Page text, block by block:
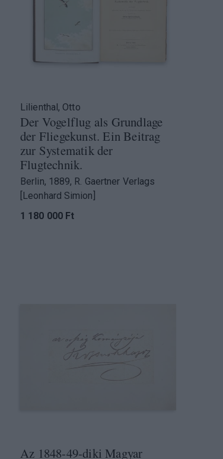
Lilienthal, Otto
Der Vogelflug als Grundlage
der Fliegekunst. Ein Beitrag
zur Systematik der
Flugtechnik.
Berlin, 1889, R. Gaertner Verlags
[Leonhard Simion]
1 180 000 Ft
Az 1848-49-diki Magyar